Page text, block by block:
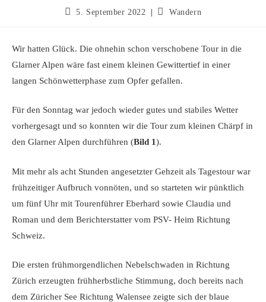
5. September 2022 Wandern
Wir hatten Glück. Die ohnehin schon verschobene Tour in die
Glarner Alpen wäre fast einem kleinen Gewittertief in einer
langen Schönwetterphase zum Opfer gefallen.
Für den Sonntag war jedoch wieder gutes und stabiles Wetter
vorhergesagt und so konnten wir die Tour zum kleinen Chärpf in
den Glarner Alpen durchführen (Bild 1).
Mit mehr als acht Stunden angesetzter Gehzeit als Tagestour war
frühzeitiger Aufbruch vonnöten, und so starteten wir pünktlich
um fünf Uhr mit Tourenführer Eberhard sowie Claudia und
Roman und dem Berichterstatter vom PSV- Heim Richtung
Schweiz.
Die ersten frühmorgendlichen Nebelschwaden in Richtung
Zürich erzeugten frühherbstliche Stimmung, doch bereits nach
dem Züricher See Richtung Walensee zeigte sich der blaue